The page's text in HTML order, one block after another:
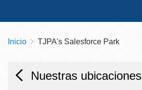
Address
100 Larkin Street
Contact
415-557-4400
Sobrescribir
enlaces
de
Inicio TJPA's Salesforce Park
Nuestras ubicaciones